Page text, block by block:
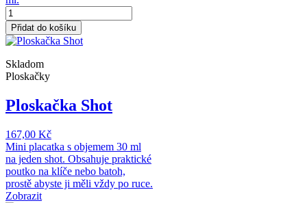
Přidat do košíku
Skladom
Ploskačky
Ploskačka Shot
167,00 Kč
Mini placatka s objemem 30 ml
na jeden shot. Obsahuje praktické
poutko na klíče nebo batoh,
prostě abyste ji měli vždy po ruce.
Zobrazit